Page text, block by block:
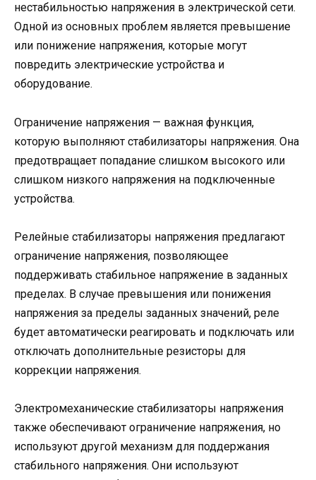
нестабильностью напряжения в электрической сети.
Одной из основных проблем является превышение
или понижение напряжения, которые могут
повредить электрические устройства и
оборудование.
Ограничение напряжения — важная функция,
которую выполняют стабилизаторы напряжения. Она
предотвращает попадание слишком высокого или
слишком низкого напряжения на подключенные
устройства.
Релейные стабилизаторы напряжения предлагают
ограничение напряжения, позволяющее
поддерживать стабильное напряжение в заданных
пределах. В случае превышения или понижения
напряжения за пределы заданных значений, реле
будет автоматически реагировать и подключать или
отключать дополнительные резисторы для
коррекции напряжения.
Электромеханические стабилизаторы напряжения
также обеспечивают ограничение напряжения, но
используют другой механизм для поддержания
стабильного напряжения. Они используют